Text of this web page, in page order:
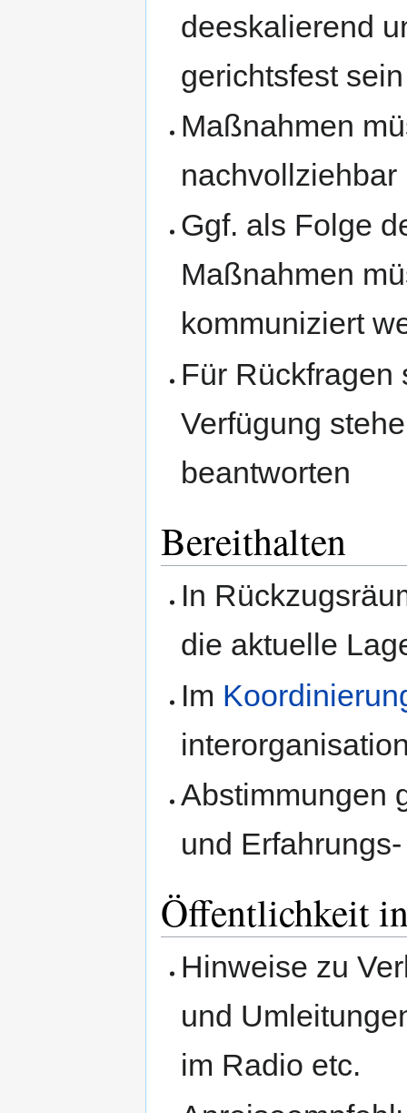
deeskalierend
gerichtsfest
Maßnahmen
Ggf. als Folge
Maßnahmen
kommuniziert
Für Rückfragen
Verfügung
beantworten
Bereithalten
In
die aktuelle
Im
Abstimmungen
und
Öffentlichkeit
Hinweise zu
und
im Radio etc.